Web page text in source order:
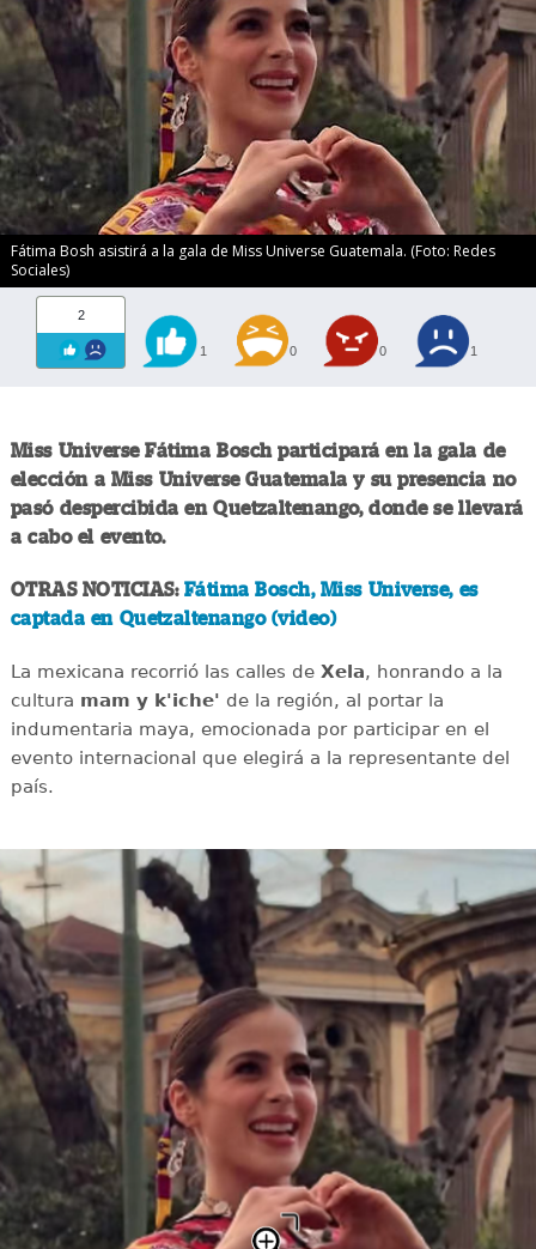
Fátima Bosh asistirá a la gala de Miss Universe Guatemala. (Foto: Redes
Sociales)
2
1 0 0 1
Miss Universe Fátima Bosch participará en la gala de
elección a Miss Universe Guatemala y su presencia no
pasó despercibida en Quetzaltenango, donde se llevará
a cabo el evento.
OTRAS NOTICIAS: Fátima Bosch, Miss Universe, es
captada en Quetzaltenango (video)
La mexicana recorrió las calles deXela, honrando a la
cultura mam y k'iche' de la región, al portar la
indumentaria maya, emocionada por participar en el
evento internacional que elegirá a la representante del
país.